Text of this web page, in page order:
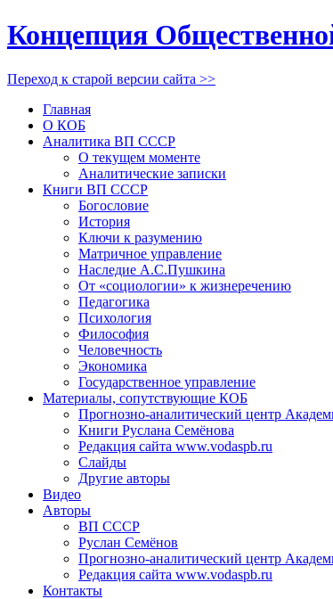
Концепция
Переход к старой версии сайта >>
Главная
О КОБ
Аналитика ВП СССР
О текущем моменте
Аналитические записки
Книги ВП СССР
Богословие
История
Ключи к разумению
Матричное управление
Наследие А.С.Пушкина
От «социологии» к жизнеречению
Педагогика
Психология
Философия
Человечность
Экономика
Государственное управление
Материалы, сопутствующие КОБ
Прогнозно-аналитический центр
Книги Руслана Семёнова
Редакция сайта www.vodaspb.ru
Слайды
Другие авторы
Видео
Авторы
ВП СССР
Руслан Семёнов
Прогнозно-аналитический центр
Редакция сайта www.vodaspb.ru
Контакты